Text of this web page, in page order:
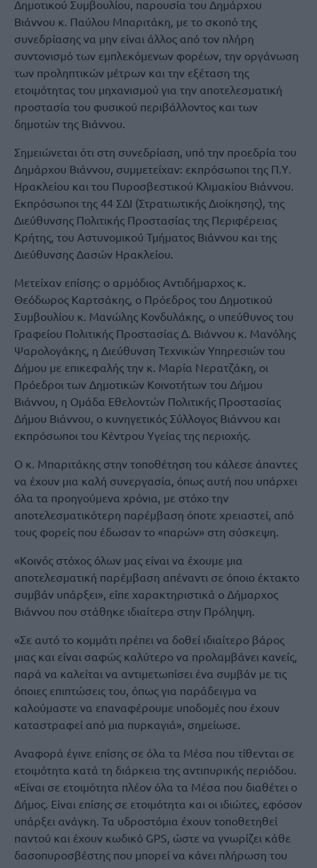
Δημοτικού Συμβουλίου, παρουσία του Δημάρχου
Βιάννου κ. Παύλου Μπαριτάκη, με το σκοπό της
συνεδρίασης να μην είναι άλλος από τον πλήρη
συντονισμό των εμπλεκόμενων φορέων, την οργάνωση
των προληπτικών μέτρων και την εξέταση της
ετοιμότητας του μηχανισμού για την αποτελεσματική
προστασία του φυσικού περιβάλλοντος και των
δημοτών της Βιάννου.
Σημειώνεται ότι στη συνεδρίαση, υπό την προεδρία του
Δημάρχου Βιάννου, συμμετείχαν: εκπρόσωποι της Π.Υ.
Ηρακλείου και του Πυροσβεστικού Κλιμακίου Βιάννου.
Εκπρόσωποι της 44 ΣΔΙ (Στρατιωτικής Διοίκησης), της
Διεύθυνσης Πολιτικής Προστασίας της Περιφέρειας
Κρήτης, του Αστυνομικού Τμήματος Βιάννου και της
Διεύθυνσης Δασών Ηρακλείου.
Μετείχαν επίσης: ο αρμόδιος Αντιδήμαρχος κ.
Θεόδωρος Καρτσάκης, ο Πρόεδρος του Δημοτικού
Συμβουλίου κ. Μανώλης Κονδυλάκης, ο υπεύθυνος του
Γραφείου Πολιτικής Προστασίας Δ. Βιάννου κ. Μανόλης
Ψαρολογάκης, η Διεύθυνση Τεχνικών Υπηρεσιών του
Δήμου με επικεφαλής την κ. Μαρία Νερατζάκη, οι
Πρόεδροι των Δημοτικών Κοινοτήτων του Δήμου
Βιάννου, η Ομάδα Εθελοντών Πολιτικής Προστασίας
Δήμου Βιάννου, ο κυνηγετικός Σύλλογος Βιάννου και
εκπρόσωποι του Κέντρου Υγείας της περιοχής.
Ο κ. Μπαριτάκης στην τοποθέτηση του κάλεσε άπαντες
να έχουν μια καλή συνεργασία, όπως αυτή που υπάρχει
όλα τα προηγούμενα χρόνια, με στόχο την
αποτελεσματικότερη παρέμβαση όποτε χρειαστεί, από
τους φορείς που έδωσαν το «παρών» στη σύσκεψη.
«Κοινός στόχος όλων μας είναι να έχουμε μια
αποτελεσματική παρέμβαση απέναντι σε όποιο έκτακτο
συμβάν υπάρξει», είπε χαρακτηριστικά ο Δήμαρχος
Βιάννου που στάθηκε ιδιαίτερα στην Πρόληψη.
«Σε αυτό το κομμάτι πρέπει να δοθεί ιδιαίτερο βάρος
μιας και είναι σαφώς καλύτερο να προλαμβάνει κανείς,
παρά να καλείται να αντιμετωπίσει ένα συμβάν με τις
όποιες επιπτώσεις του, όπως για παράδειγμα να
καλούμαστε να επαναφέρουμε υποδομές που έχουν
καταστραφεί από μια πυρκαγιά», σημείωσε.
Αναφορά έγινε επίσης σε όλα τα Μέσα που τίθενται σε
ετοιμότητα κατά τη διάρκεια της αντιπυρικής περιόδου.
«Είναι σε ετοιμότητα πλέον όλα τα Μέσα που διαθέτει ο
Δήμος. Είναι επίσης σε ετοιμότητα και οι ιδιώτες, εφόσον
υπάρξει ανάγκη. Τα υδροστόμια έχουν τοποθετηθεί
παντού και έχουν κωδικό GPS, ώστε να γνωρίζει κάθε
δασοπυροσβέστης που μπορεί να κάνει πλήρωση του